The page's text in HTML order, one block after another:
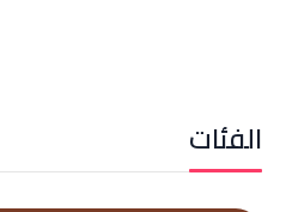
الفئات